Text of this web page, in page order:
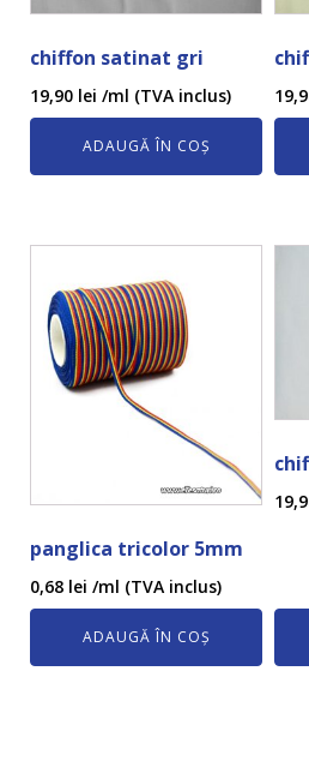
chiffon satinat gri
19,90 lei /ml (TVA inclus)
ADAUGĂ ÎN COȘ
panglica tricolor 5mm
0,68 lei /ml (TVA inclus)
ADAUGĂ ÎN COȘ